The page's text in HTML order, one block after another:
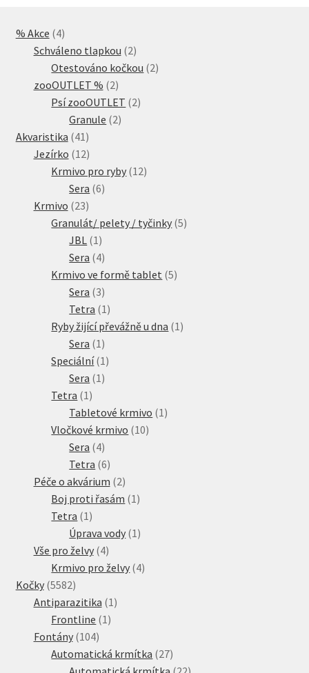
% Akce 44
produkty
Schváleno tlapkou 22
produkty
Otestováno kočkou 22
zooOUTLET % 22
produkty
Psí zooOUTLET 22
Granule 22
Akvaristika 41 41
produktů
Jezírko 1212
produktů
Krmivo pro ryby 1212
Sera 66
Krmivo 2323
produktů
Granulát/ pelety / tyčinky 55
JBL 1 1
produkt
Sera 44
produkty
Krmivo ve formě tablet 55
Sera 33
produkty
Tetra 1 1
produkt
Ryby žijící převážně u dna 1 1
Sera 1 1
produkt
Speciální 1 1
Sera 1 1
Tetra 1 1
produkt
Tabletové krmivo 1 1
Vločkové krmivo 1010
Sera 44
produkty
Tetra 66
produktů
Péče o akvárium 22
produkty
Boj proti řasám 1 1
Tetra 1 1
produkt
Úprava vody 1 1
Vše pro želvy 44
produkty
Krmivo pro želvy 44
Kočky 55825582
produktů
Antiparazitika 1 1
Frontline 1 1
Fontány 104104
produktů
Automatická krmítka 2727
produktů
22